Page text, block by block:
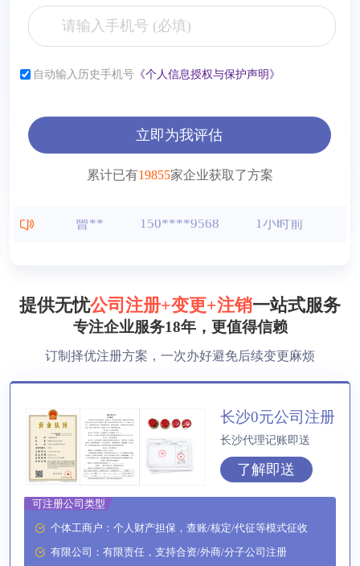
自动输入历史手机号《个人信息授权与保护声明》
立即为我评估
累计已有19855家企业获取了方案
181****2321
薛** 150****4427 1小时前
方** 150****6869 1小时前
方** 150****2321 1小时前
方** 150****2321 1小时前
方** 150****2321 1小时前
方**
李** 150****2321 1小时前
提供无忧公司注册+变更+注销一站式服务
专注企业服务18年，更值得信赖
订制择优注册方案，一次办好避免后续变更麻烦
长沙0元公司注册
长沙代理记账即送
了解即送
可注册公司类型
个体工商户：个人财产担保，查账/核定/代征等模式征收
有限公司：有限责任，支持合资/外商/分子公司注册